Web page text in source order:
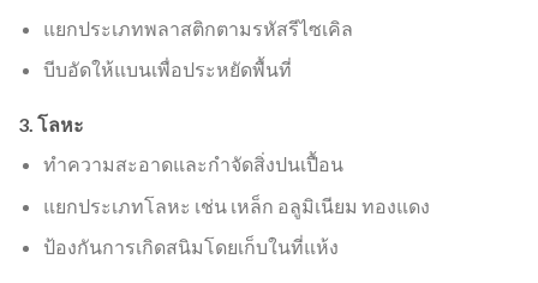
แยกประเภทพลาสติกตามรหัสรีไซเคิล
บีบอัดให้แบนเพื่อประหยัดพื้นที่
3. โลหะ
ทำความสะอาดและกำจัดสิ่งปนเปื้อน
แยกประเภทโลหะ เช่น เหล็ก อลูมิเนียม ทองแดง
ป้องกันการเกิดสนิมโดยเก็บในที่แห้ง